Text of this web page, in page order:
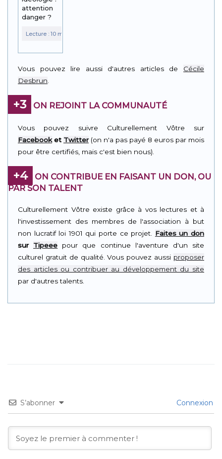
attention
danger ?
Vous pouvez lire aussi d'autres articles de Cécile
Desbrun
+3 ON REJOINT LA COMMUNAUTÉ
Vous pouvez suivre Culturellement Vôtre sur
Facebooket Twitter(on n'a pas payé 8 euros par mois
pour être certifiés, mais c'est bien nous).
+4
ON CONTRIBUE EN FAISANT UN DON, OU
PAR SON TALENT
Culturellement Vôtre existe grâce à vos lectures et à
l'investissement des membres de l'association à but
non lucratif loi 1901 qui porte ce projet. Faites un don
sur Tipeee pour que continue l'aventure d'un site
culturel gratuit de qualité. Vous pouvez aussi proposer
des articles ou contribuer au développement du site
par d'autres talents.
S’abonner Connexion